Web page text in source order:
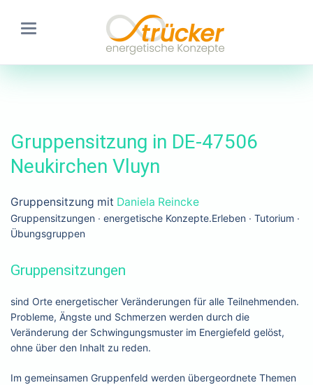
Gruppensitzung in DE-47506
Neukirchen Vluyn
Gruppensitzung mit Daniela Reincke
Gruppensitzungen ∙ energetische Konzepte.Erleben ∙ Tutorium ∙
Übungsgruppen
Gruppensitzungen
sind Orte energetischer Veränderungen für alle Teilnehmenden.
Probleme, Ängste und Schmerzen werden durch die
Veränderung der Schwingungsmuster im Energiefeld gelöst,
ohne über den Inhalt zu reden.
Im gemeinsamen Gruppenfeld werden übergeordnete Themen